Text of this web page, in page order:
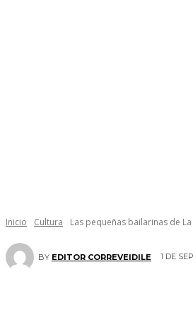
Inicio Cultura Las pequeñas bailarinas de
BY EDITOR CORREVEIDILE 1 DE